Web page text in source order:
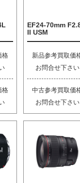
格
格
EF24-70mm
II USM
新品参考買取価
お問合せ下さい
中古参考買取価
お問合せ下さい